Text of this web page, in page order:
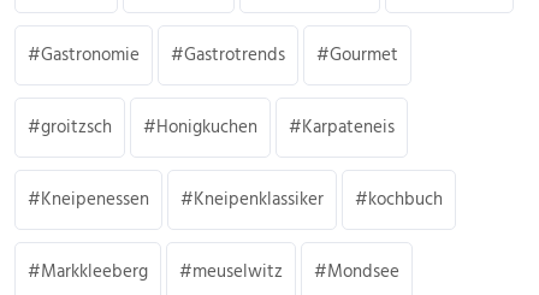
Gastronomie Gastrotrends Gourmet
groitzsch Honigkuchen Karpateneis
Kneipenessen Kneipenklassiker kochbuch
Markkleeberg meuselwitz Mondsee